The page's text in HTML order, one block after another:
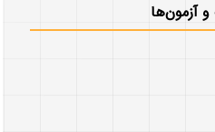
آزمون‌ها